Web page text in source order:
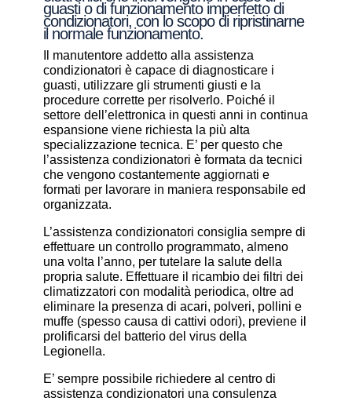
guasti o di funzionamento imperfetto di
condizionatori, con lo scopo di ripristinarne
il normale funzionamento.
Il manutentore addetto alla assistenza
condizionatori è capace di diagnosticare i
guasti, utilizzare gli strumenti giusti e la
procedure corrette per risolverlo. Poiché il
settore dell’elettronica in questi anni in continua
espansione viene richiesta la più alta
specializzazione tecnica. E’ per questo che
l’assistenza condizionatori è formata da tecnici
che vengono costantemente aggiornati e
formati per lavorare in maniera responsabile ed
organizzata.
L’assistenza condizionatori consiglia sempre di
effettuare un controllo programmato, almeno
una volta l’anno, per tutelare la salute della
propria salute. Effettuare il ricambio dei filtri dei
climatizzatori con modalità periodica, oltre ad
eliminare la presenza di acari, polveri, pollini e
muffe (spesso causa di cattivi odori), previene il
prolificarsi del batterio del virus della
Legionella.
E’ sempre possibile richiedere al centro di
assistenza condizionatori una consulenza